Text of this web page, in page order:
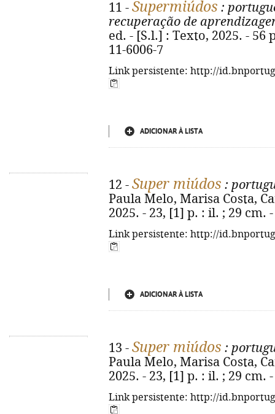
11 - Supermiúdos :
recuperação de
ed. - [S.l.] : Texto, 2025. - 56
11-6006-7
Link persistente: http://
ADICIONAR À LISTA
12 - Super miúdos :
Paula Melo, Marisa Costa,
2025. - 23, [1] p. : il. ; 29 cm.
Link persistente: http://
ADICIONAR À LISTA
13 - Super miúdos :
Paula Melo, Marisa Costa,
2025. - 23, [1] p. : il. ; 29 cm.
Link persistente: http://